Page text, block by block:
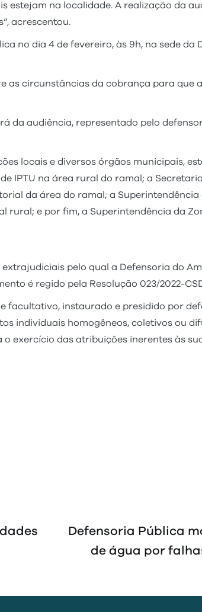
estejam na localidade. A realização da
acrescentou.
dia 4 de fevereiro, às 9h, na sede da
circunstâncias da cobrança para que
da audiência, representado pelo
locais e diversos órgãos municipais,
IPTU na área rural do ramal; a
da área do ramal; a
rural; e por fim, a Superintendência da
pelo qual a Defensoria do
é regido pela Resolução 023/2022-
facultativo, instaurado e presidido por
individuais homogêneos, coletivos ou
exercício das atribuições inerentes às
Defensoria Pública
de água por